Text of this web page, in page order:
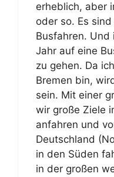
erheblich, aber
oder so. Es
Busfahren. Und
Jahr auf eine
zu gehen. Da
Bremen bin,
sein. Mit einer
wir große Ziele
anfahren und
Deutschland
in den Süden
in der großen